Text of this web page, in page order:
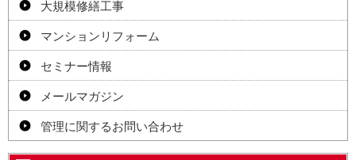
大規模修繕工事
マンションリフォーム
セミナー情報
メールマガジン
管理に関するお問い合わせ